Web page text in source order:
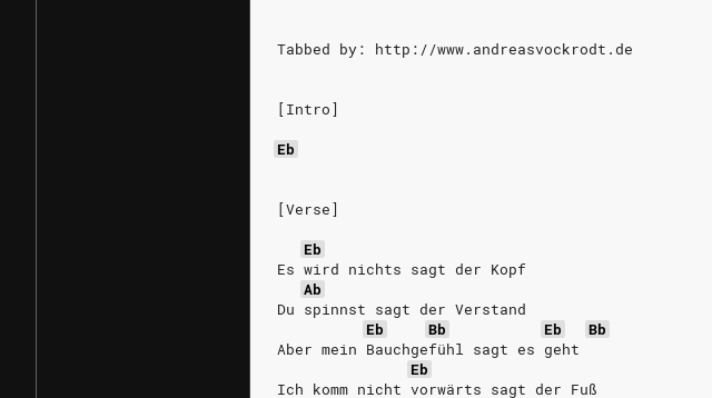
Tabbed by: http://www.andreasvockrodt.de
[Intro]
Eb
[Verse]
Eb
Es wird nichts sagt der Kopf
Ab
Du spinnst sagt der Verstand
Eb
Bb Eb
Bb
Aber mein Bauchgefühl sagt es geht
Eb
Ich komm nicht vorwärts sagt der Fuß